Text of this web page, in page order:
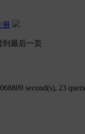
册
到最后一页
second(s), 23